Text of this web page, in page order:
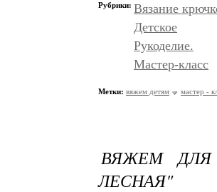
Рубрики: Вязание
Детское
Рукоделие.
Мастер-класс
Метки: вяжем детям мастер -
ВЯЖЕМ ДЛЯ
ЛЕСНАЯ"